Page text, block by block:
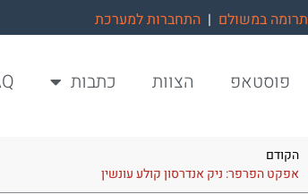
תרומה במשולם | התחברות למערכת
פוסטאפ הצוות כתבות
הקודם
אפקט הפרפר: ניק אנדרסון קולע עונשין